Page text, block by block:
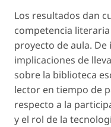
Los resultados dan
competencia
proyecto de aula.
implicaciones de
sobre la biblioteca
lector en tiempo de
respecto a la
y el rol de la